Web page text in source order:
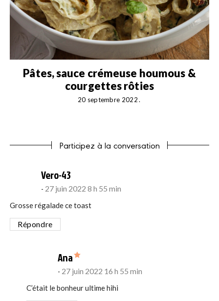
Pâtes, sauce crémeuse houmous &
courgettes rôties
20 septembre 2022
Participez à la conversation
Vero-43
27 juin 2022 8 h 55 min
Grosse régalade ce toast
Répondre
Ana says:
27 juin 2022 16 h 55 min
C’était le bonheur ultime hihi